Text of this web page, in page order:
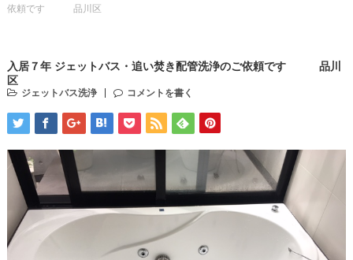
依頼です 品川区
入居７年 ジェットバス・追い焚き配管洗浄のご依頼です 品川
区
ジェットバス洗浄 コメントを書く